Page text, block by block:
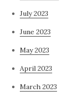
July 2023
June 2023
May 2023
April 2023
March 2023